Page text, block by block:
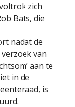
zich
Bats, die
nadat de
van
aan te
in de
is